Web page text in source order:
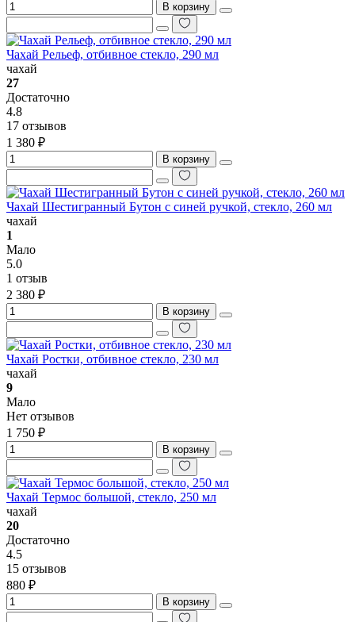
В корзину
Чахай Рельеф, отбивное стекло, 290 мл
чахай
27
Достаточно
4.8
17 отзывов
1 380 ₽
В корзину
Чахай Шестигранный Бутон с синей ручкой, стекло, 260 мл
чахай
1
Мало
5.0
1 отзыв
2 380 ₽
В корзину
Чахай Ростки, отбивное стекло, 230 мл
чахай
9
Мало
Нет отзывов
1 750 ₽
В корзину
Чахай Термос большой, стекло, 250 мл
чахай
20
Достаточно
4.5
15 отзывов
880 ₽
В корзину